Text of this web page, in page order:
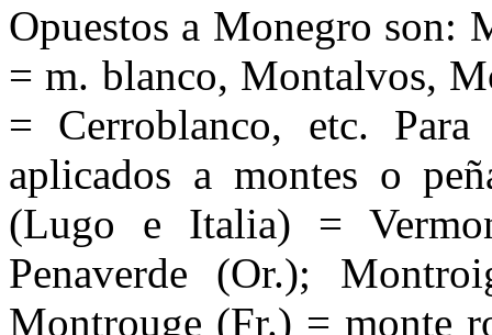
Opuestos a Monegro
= m. blanco, Montalvos,
= Cerroblanco, etc.
aplicados a montes o
(Lugo e Italia) =
Penaverde (Or.);
Montrouge (Fr.) = monte